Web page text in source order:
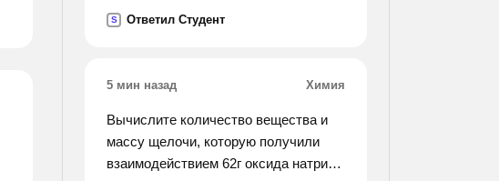
эти два часа? на какую часть дороги
S Ответил Студент
5 мин назад Химия
Вычислите количество вещества и
массу щелочи, которую получили
взаимодействием 62г оксида натрия